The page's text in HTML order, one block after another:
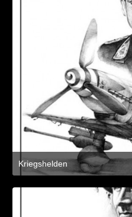
Kriegshelden
8. März 2021 um 11:21
2